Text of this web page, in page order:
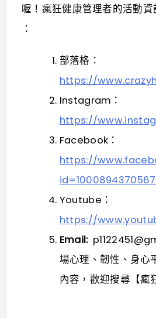
喔！瘋狂健康管理者的活動
：
部落格：
https://
Instagram：
https://
Facebook：
https://
Youtube：
https://
Email:
場心理、韌性、身心
內容，歡迎搜尋【瘋